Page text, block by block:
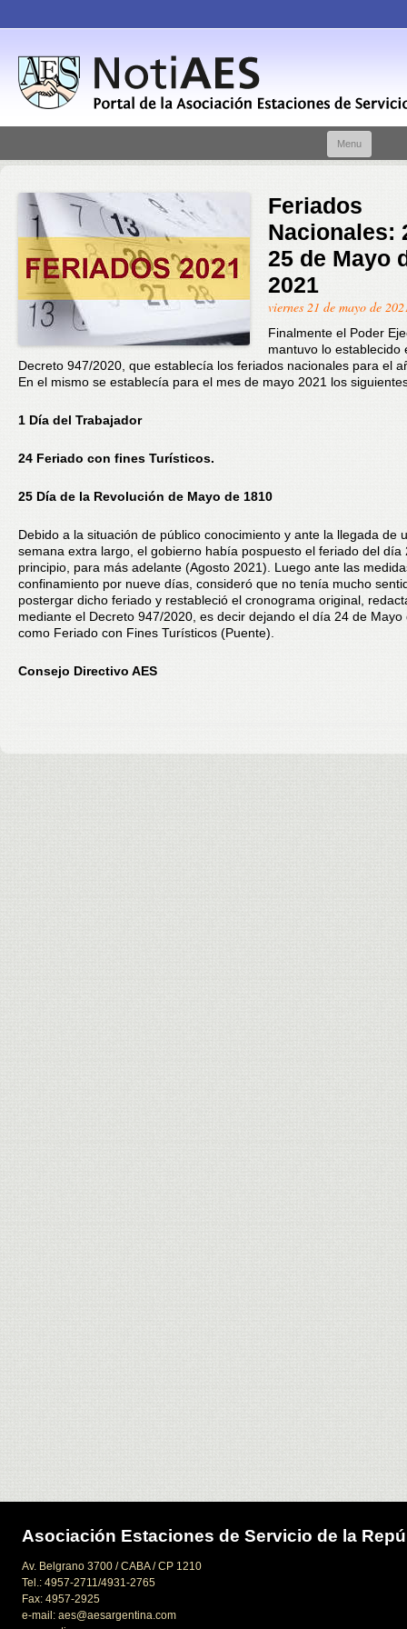
Menu
Feriados
Nacionales:
25 de Mayo
2021
viernes 21 de mayo de
Finalmente el Poder
mantuvo lo establecido
Decreto 947/2020, que establecía los feriados nacionales para el
En el mismo se establecía para el mes de mayo 2021 los
1 Día del Trabajador
24 Feriado con fines Turísticos.
25 Día de la Revolución de Mayo de 1810
Debido a la situación de público conocimiento y ante la llegada de
semana extra largo, el gobierno había pospuesto el feriado del día
principio, para más adelante (Agosto 2021). Luego ante las
confinamiento por nueve días, consideró que no tenía mucho
postergar dicho feriado y restableció el cronograma original,
mediante el Decreto 947/2020, es decir dejando el día 24 de Mayo
como Feriado con Fines Turísticos (Puente).
Consejo Directivo AES
Asociación Estaciones de Servicio de la
Av. Belgrano 3700 / CABA / CP 1210
Tel.: 4957-2711/4931-2765
Fax: 4957-2925
e-mail: aes@aesargentina.com